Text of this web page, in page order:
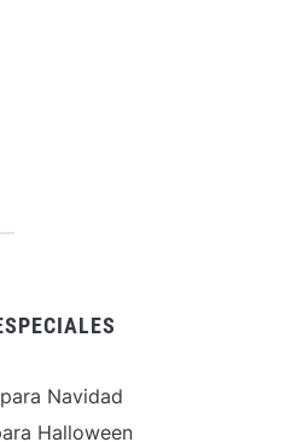
Navidad
Halloween